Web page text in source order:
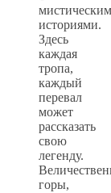
историями.
Здесь
каждая
тропа,
каждый
перевал
может
рассказать
свою
легенду.
горы,